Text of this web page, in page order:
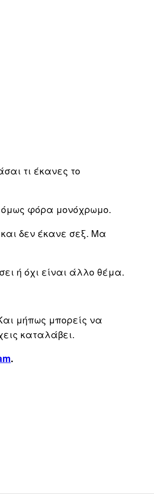
τι έκανες το
όμως φόρα μονόχρωμο.
δεν έκανε σεξ. Μα
ή όχι είναι άλλο θέμα.
μήπως μπορείς να
καταλάβει.
.